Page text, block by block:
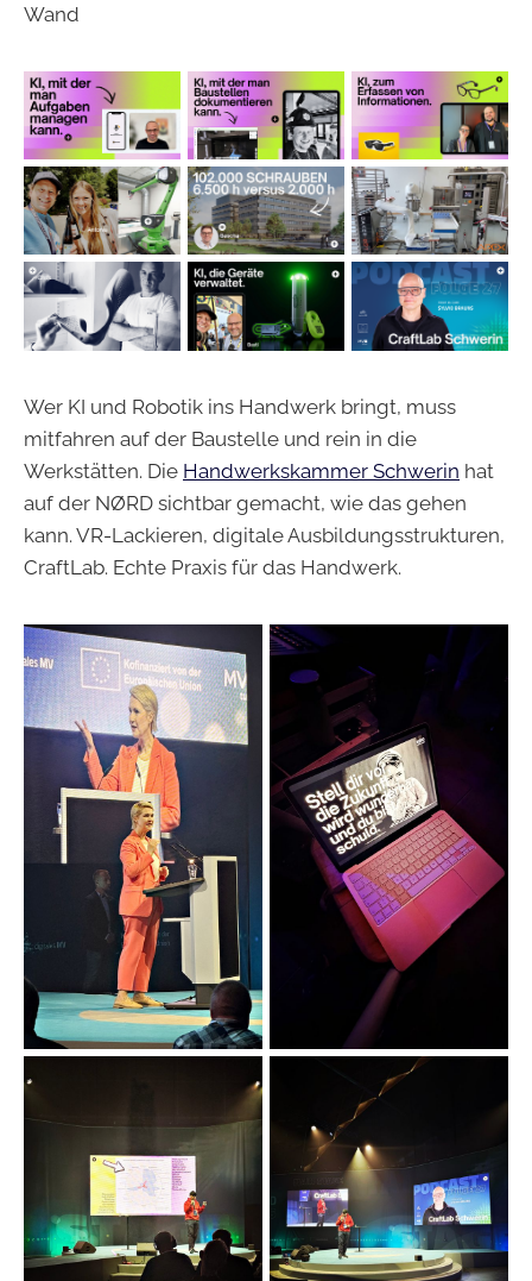
Wand
Wer KI und Robotik ins Handwerk bringt, muss
mitfahren auf der Baustelle und rein in die
Werkstätten. Die Handwerkskammer Schwerin hat
auf der NØRD sichtbar gemacht, wie das gehen
kann. VR-Lackieren, digitale Ausbildungsstrukturen,
CraftLab. Echte Praxis für das Handwerk.